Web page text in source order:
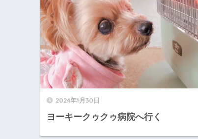
2024年1月30日
ヨーキークゥクゥ病院へ行く